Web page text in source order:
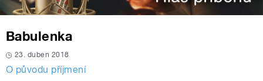
Babulenka
23. duben 2018
O původu příjmení